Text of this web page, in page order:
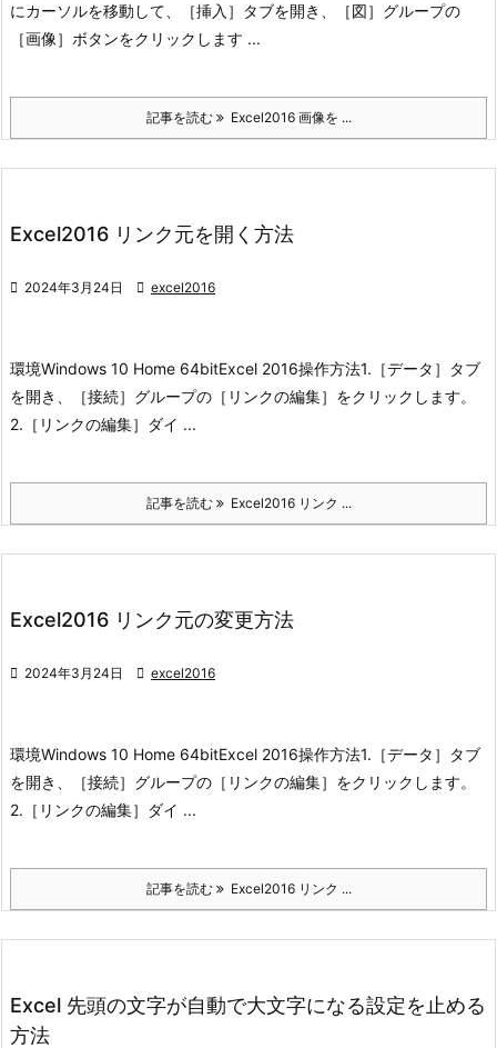
にカーソルを移動して、［挿入］タブを開き、
［図］グループの
［画像］ボタンをクリックします ...
記事を読む Excel2016 画像を ...
Excel2016 リンク元を開く方法
 2024年3月24日  excel2016
環境Windows 10 Home 64bitExcel 2016操作方法1.［データ］タブ
を開き、［接続］グループの［リンクの編集］をクリックします。
2.［リンクの編集］ダイ ...
記事を読む Excel2016 リンク ...
Excel2016 リンク元の変更方法
 2024年3月24日  excel2016
環境Windows 10 Home 64bitExcel 2016操作方法1.［データ］タブ
を開き、［接続］グループの［リンクの編集］をクリックします。
2.［リンクの編集］ダイ ...
記事を読む Excel2016 リンク ...
Excel 先頭の文字が自動で大文字になる設定を止める
方法